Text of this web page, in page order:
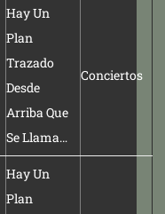
Hay Un
Plan
Trazado
Desde
Arriba Que
Se Llama…
Conciertos
Hay Un
Plan